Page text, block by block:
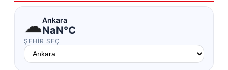
☁Ankara
NaN°C
ŞEHIR SEÇ